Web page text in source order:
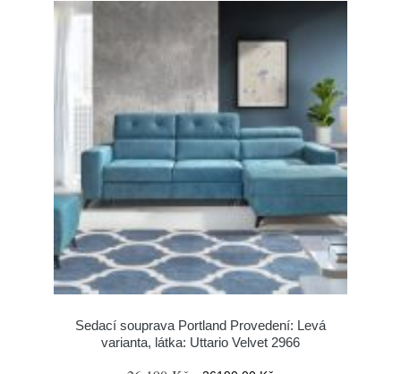
Sedací souprava Portland Provedení: Levá
varianta, látka: Uttario Velvet 2966